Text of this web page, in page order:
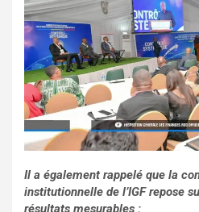
Il a également rappelé que la
institutionnelle de l’IGF repose
résultats mesurables :